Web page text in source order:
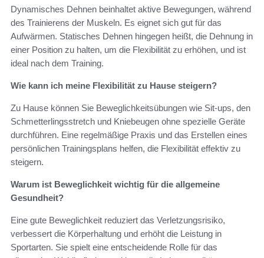
Dynamisches Dehnen beinhaltet aktive Bewegungen, während
des Trainierens der Muskeln. Es eignet sich gut für das
Aufwärmen. Statisches Dehnen hingegen heißt, die Dehnung in
einer Position zu halten, um die Flexibilität zu erhöhen, und ist
ideal nach dem Training.
Wie kann ich meine Flexibilität zu Hause steigern?
Zu Hause können Sie Beweglichkeitsübungen wie Sit-ups, den
Schmetterlingsstretch und Kniebeugen ohne spezielle Geräte
durchführen. Eine regelmäßige Praxis und das Erstellen eines
persönlichen Trainingsplans helfen, die Flexibilität effektiv zu
steigern.
Warum ist Beweglichkeit wichtig für die allgemeine
Gesundheit?
Eine gute Beweglichkeit reduziert das Verletzungsrisiko,
verbessert die Körperhaltung und erhöht die Leistung in
Sportarten. Sie spielt eine entscheidende Rolle für das